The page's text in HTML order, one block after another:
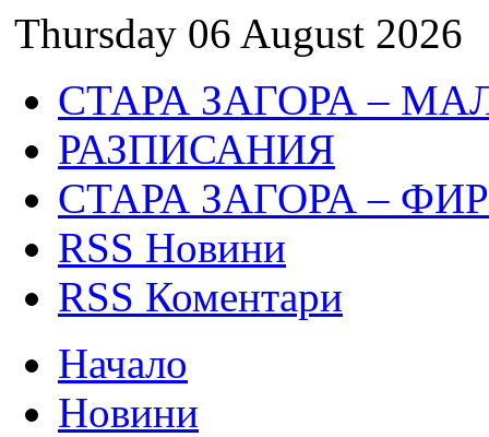
Thursday 06 August 2026
СТАРА ЗАГОРА –
РАЗПИСАНИЯ
СТАРА ЗАГОРА –
RSS Новини
RSS Коментари
Начало
Новини